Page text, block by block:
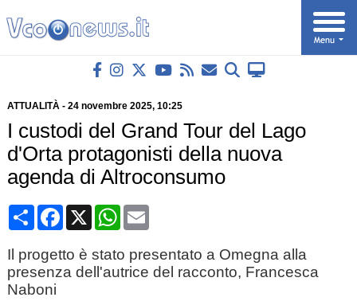
ATTUALITÀ- 24 novembre 2025, 10:25
I custodi del Grand Tour del Lago
d'Orta protagonisti della nuova
agenda di Altroconsumo
CondividiFacebook
X WhatsApp
Email
Il progetto è stato presentato a Omegna alla
presenza dell'autrice del racconto, Francesca
Naboni